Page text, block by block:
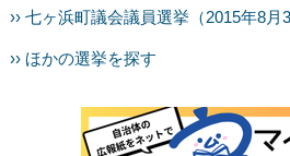
›› 七ヶ浜町議会議員選挙（2015年8
›› ほかの選挙を探す